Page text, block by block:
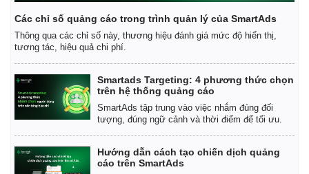
Pháp luật
Vụ án
Tư vấn luật
Quân sự - Quốc phòng
Phân tích
Các chỉ số quảng cáo trong trình quản lý của SmartAds
Thông qua các chỉ số này, thương hiệu đánh giá mức độ hiển thị,
tương tác, hiệu quả chi phí.
Smartads Targeting: 4 phương thức chọn
trên hệ thống quảng cáo
SmartAds tập trung vào việc nhắm đúng đối
tượng, đúng ngữ cảnh và thời điểm để tối ưu.
Hướng dẫn cách tạo chiến dịch quảng
cáo trên SmartAds